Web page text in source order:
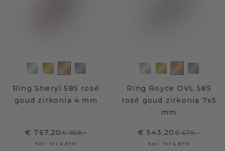
Ring Sheryl 585 rosé
goud zirkonia 4 mm
€ 767,20€ 959,-
Excl. Tax & BTW
Ring Royce OVL 585
rosé goud zirkonia 7x5
mm
€ 543,20€ 679,-
Excl. Tax & BTW